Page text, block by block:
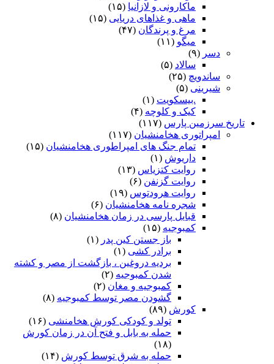
ماکارونی و لازانیا (۱۵)
ماهی و غذاهای دریایی (۱۵)
مرغ و پرندگان (۴۷)
میگو (۱۱)
دسر (۹)
سالاد (۵)
ساندویچ (۲۵)
شیرینی (۵)
.بیسکویت (۱)
کیک و کلوچه (۴)
تاریخ سرزمین پارس (۱۱۷)
امپراتوری هخامنشیان (۱۱۷)
تمام جنگ های امپراطوری هخامنشیان (۱۵)
داریوش (۱)
روایت کتزیاس (۱۳)
روایت گزنفن (۶)
روایت هرودتوس (۱۹)
شجره نامه هخامنشیان (۶)
قبایل پارسی در زمان هخامنشیان (۸)
کمبوجیه (۱۵)
باز جستن کین پدر (۱)
برادر کشی (۱)
بردیه دروغین ، بازگشت از مصر و کشته
شدن کمبوجیه (۲)
کمبوجیه و مغان (۲)
گشودن مصر توسط کمبوجیه (۸)
کورش (۸۹)
تولد و کودکی کورش هخامنشی (۱۶)
حمله به بابل و فتح آن در زمان کورش
(۱۸)
حمله به شرق توسط کورش (۱۴)